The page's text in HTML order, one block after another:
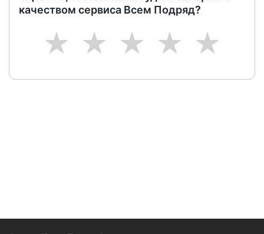
качеством сервиса Всем Подряд?
5
4
3
2
1